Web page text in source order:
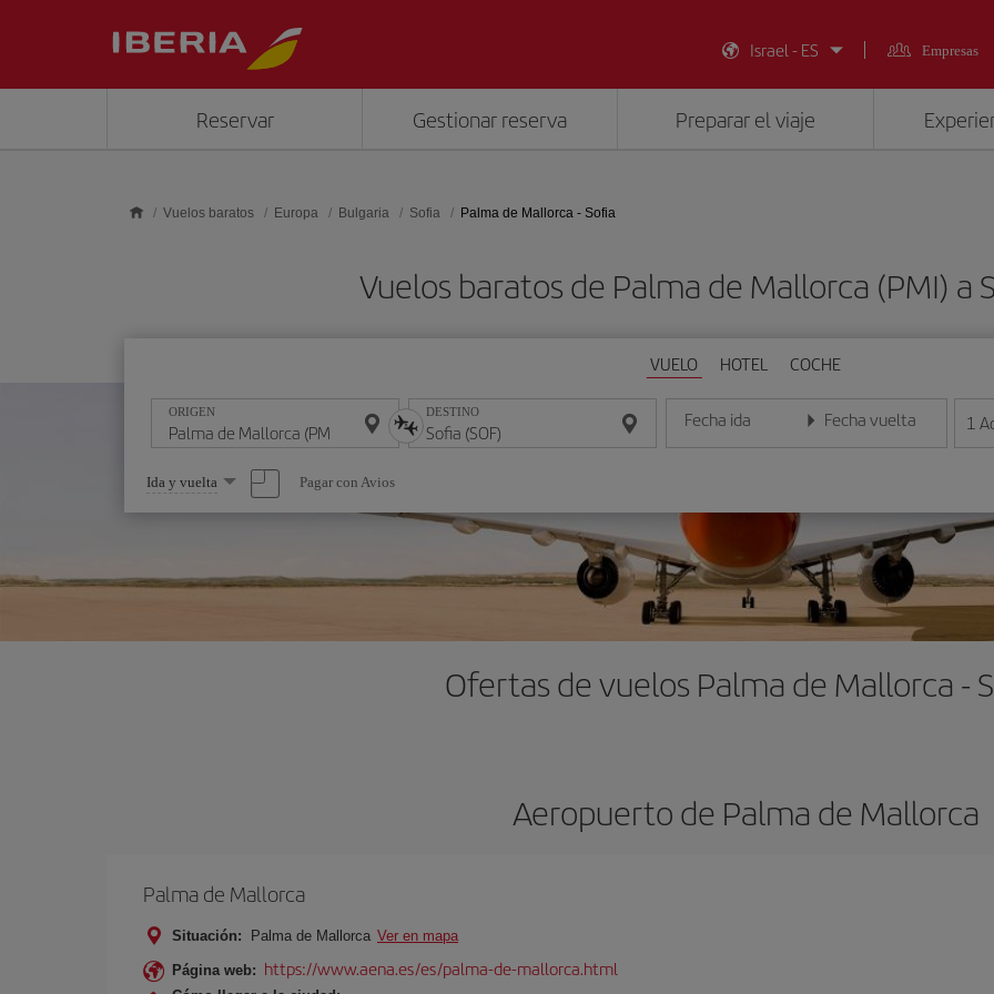
Israel - ES
Empresas
Reservar Gestionar reserva Preparar el viaje
Vuelos baratos Europa Bulgaria Sofia Palma de Mallorca - Sofia
Vuelos baratos de Palma de Mallorca (PMI) a
VUELO HOTEL COCHE
ORIGEN DESTINO Fecha ida
Introduce la fecha en formato día/mes/año
Fecha vuelta
Introduce la fecha en 1
Seleccione
una
opción
Ida y vuelta Pagar con Avios
Ofertas de vuelos Palma de Mallorca -
Aeropuerto de Palma de Mallorca
Palma de Mallorca
Situación: Palma de Mallorca Ver en mapa
Página web: https://www.aena.es/es/palma-de-mallorca.html